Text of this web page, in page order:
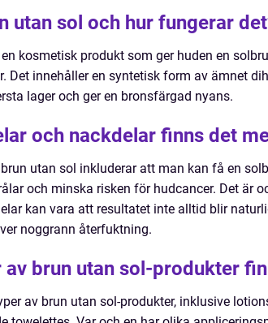
utan sol och hur fungerar
kosmetisk produkt som ger huden en
Det innehåller en syntetisk form av ämnet
lager och ger en bronsfärgad nyans.
och nackdelar finns det
utan sol inkluderar att man kan få en
och minska risken för hudcancer. Det är
kan vara att resultatet inte alltid blir
noggrann återfuktning.
brun utan sol-produkter
av brun utan sol-produkter, inklusive